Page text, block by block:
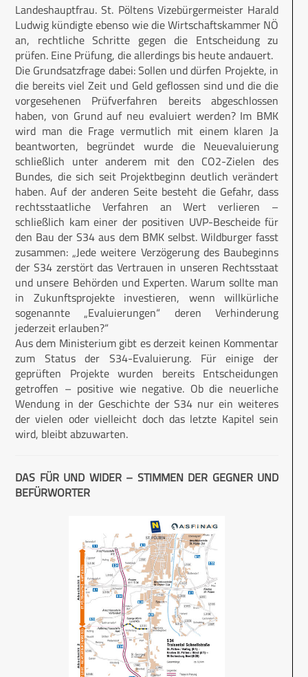
Landeshauptfrau. St. Pöltens Vizebürgermeister Harald
Ludwig kündigte ebenso wie die Wirtschaftskammer NÖ
an, rechtliche Schritte gegen die Entscheidung zu
prüfen. Eine Prüfung, die allerdings bis heute andauert.
Die Grundsatzfrage dabei: Sollen und dürfen Projekte, in
die bereits viel Zeit und Geld geflossen sind und die die
vorgesehenen Prüfverfahren bereits abgeschlossen
haben, von Grund auf neu evaluiert werden? Im BMK
wird man die Frage vermutlich mit einem klaren Ja
beantworten, begründet wurde die Neuevaluierung
schließlich unter anderem mit den CO2-Zielen des
Bundes, die sich seit Projektbeginn deutlich verändert
haben. Auf der anderen Seite besteht die Gefahr, dass
rechtsstaatliche Verfahren an Wert verlieren –
schließlich kam einer der positiven UVP-Bescheide für
den Bau der S34 aus dem BMK selbst. Wildburger fasst
zusammen: „Jede weitere Verzögerung des Baubeginns
der S34 zerstört das Vertrauen in unseren Rechtsstaat
und unsere Behörden und Experten. Warum sollte man
in Zukunftsprojekte investieren, wenn willkürliche
sogenannte „Evaluierungen“ deren Verhinderung
jederzeit erlauben?“
Aus dem Ministerium gibt es derzeit keinen Kommentar
zum Status der S34-Evaluierung. Für einige der
geprüften Projekte wurden bereits Entscheidungen
getroffen – positive wie negative. Ob die neuerliche
Wendung in der Geschichte der S34 nur ein weiteres
der vielen oder vielleicht doch das letzte Kapitel sein
wird, bleibt abzuwarten.
DAS FÜR UND WIDER – STIMMEN DER GEGNER UND
BEFÜRWORTER